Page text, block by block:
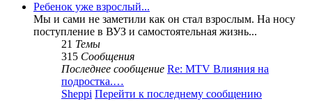
Ребенок уже взрослый...
Мы и сами не заметили как он стал взрослым. На носу
поступление в ВУЗ и самостоятельная жизнь...
21 Темы
315 Сообщения
Последнее сообщение Re: MTV Влияния на
подростка.…
Sheppi Перейти к последнему сообщению